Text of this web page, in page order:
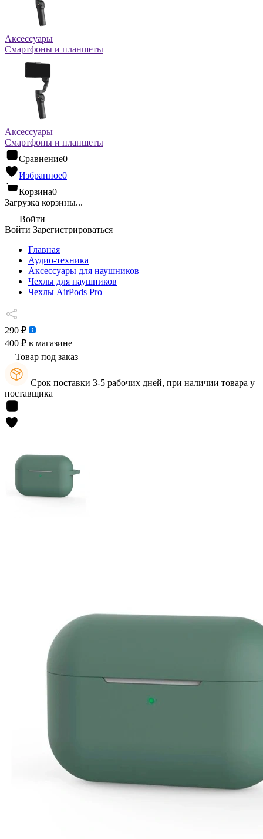
Аксессуары
Смартфоны и планшеты
Аксессуары
Смартфоны и планшеты
Сравнение0
Избранное0
Корзина0
Загрузка корзины...
Войти
Войти Зарегистрироваться
Главная
Аудио-техника
Аксессуары для наушников
Чехлы для наушников
Чехлы AirPods Pro
290 ₽
400 ₽ в магазине
Товар под заказ
Срок поставки 3-5 рабочих дней, при наличии товара у
поставщика